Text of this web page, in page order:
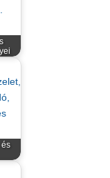
és